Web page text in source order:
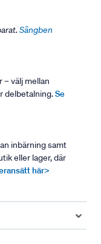
Sängben
– välj mellan
delbetalning.Se
inbärning samt
eller lager, där
här>